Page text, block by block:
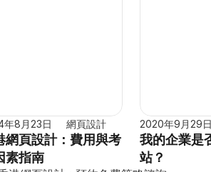
年8月23日 網頁設計
網頁設計：費用與考
素指南
2020年9月29
我的企業是
站？